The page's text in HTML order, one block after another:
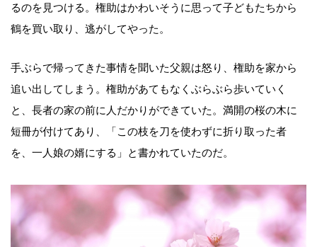
るのを見つける。権助はかわいそうに思って子どもたちから
鶴を買い取り、逃がしてやった。
手ぶらで帰ってきた事情を聞いた父親は怒り、権助を家から
追い出してしまう。権助があてもなくぶらぶら歩いていく
と、長者の家の前に人だかりができていた。満開の桜の木に
短冊が付けてあり、「この枝を刀を使わずに折り取った者
を、一人娘の婿にする」と書かれていたのだ。